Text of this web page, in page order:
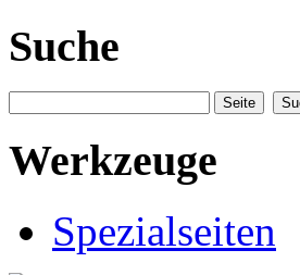
Suche
Werkzeuge
Spezialseiten